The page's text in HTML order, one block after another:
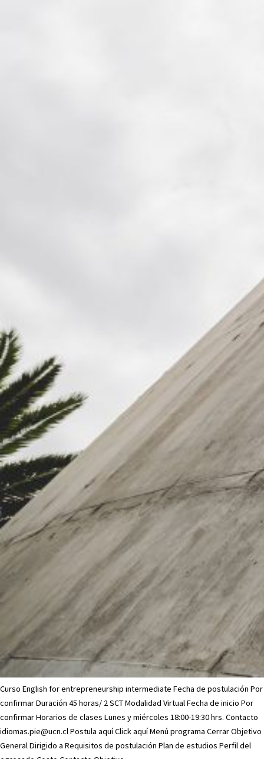
Curso English for entrepreneurship intermediate Fecha de postulación Por
confirmar Duración 45 horas/ 2 SCT Modalidad Virtual Fecha de inicio Por
confirmar Horarios de clases Lunes y miércoles 18:00-19:30 hrs. Contacto
idiomas.pie@ucn.cl Postula aquí Click aquí Menú programa Cerrar Objetivo
General Dirigido a Requisitos de postulación Plan de estudios Perfil del